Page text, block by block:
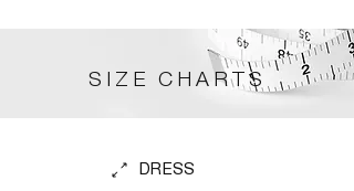
SIZE CHARTS
DRESS